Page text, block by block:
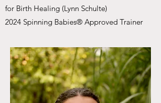
for Birth Healing (Lynn Schulte)
2024 Spinning Babies® Approved Trainer